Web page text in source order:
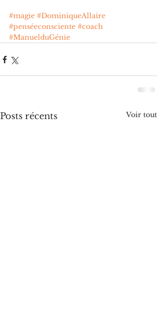
#magie #DominiqueAllaire
#penséeconsciente #coach
#ManuelduGénie
Posts récents Voir tout